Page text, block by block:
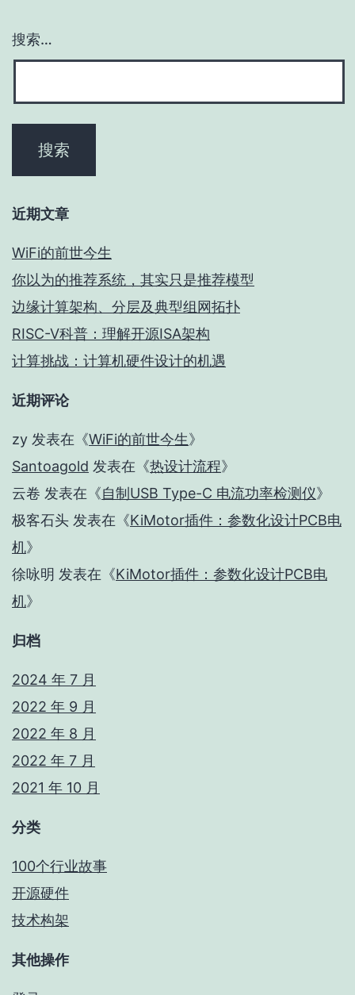
搜索…
近期文章
WiFi的前世今生
你以为的推荐系统，其实只是推荐模型
边缘计算架构、分层及典型组网拓扑
RISC-V科普：理解开源ISA架构
计算挑战：计算机硬件设计的机遇
近期评论
zy 发表在《WiFi的前世今生》
Santoagold 发表在《热设计流程》
云卷 发表在《自制USB Type-C 电流功率检测仪》
极客石头 发表在《KiMotor插件：参数化设计PCB电
机》
徐咏明 发表在《KiMotor插件：参数化设计PCB电
机》
归档
2024 年 7 月
2022 年 9 月
2022 年 8 月
2022 年 7 月
2021 年 10 月
分类
100个行业故事
开源硬件
技术构架
其他操作